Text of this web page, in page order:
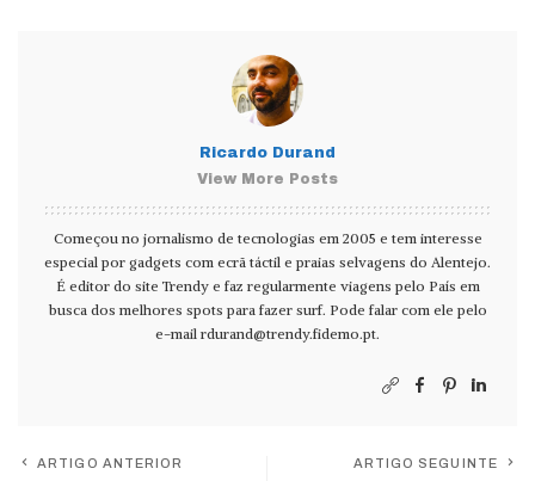
Ricardo Durand
View More Posts
Começou no jornalismo de tecnologias em 2005 e tem interesse
especial por gadgets com ecrã táctil e praias selvagens do Alentejo.
É editor do site Trendy e faz regularmente viagens pelo País em
busca dos melhores spots para fazer surf. Pode falar com ele pelo
e-mail rdurand@trendy.fidemo.pt.
ARTIGO ANTERIOR ARTIGO SEGUINTE